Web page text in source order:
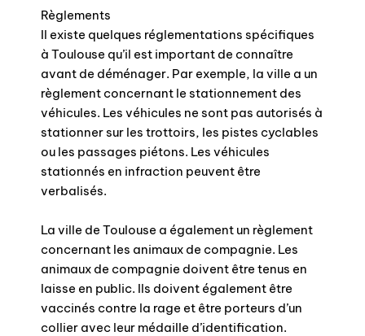
Règlements
Il existe quelques réglementations spécifiques
à Toulouse qu’il est important de connaître
avant de déménager. Par exemple, la ville a un
règlement concernant le stationnement des
véhicules. Les véhicules ne sont pas autorisés à
stationner sur les trottoirs, les pistes cyclables
ou les passages piétons. Les véhicules
stationnés en infraction peuvent être
verbalisés.
La ville de Toulouse a également un règlement
concernant les animaux de compagnie. Les
animaux de compagnie doivent être tenus en
laisse en public. Ils doivent également être
vaccinés contre la rage et être porteurs d’un
collier avec leur médaille d’identification.